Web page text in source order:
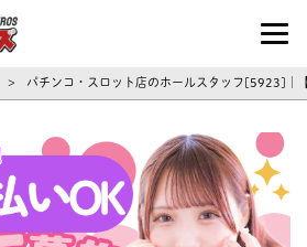
パチンコ求人・転職ならパチンコヒーロ
> パチンコ・スロット店のホールスタッフ[5923]